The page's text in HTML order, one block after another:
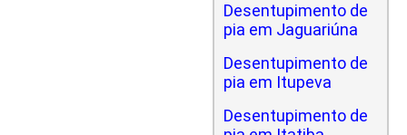
Desentupimento de
pia em Jaguariúna
Desentupimento de
pia em Itupeva
Desentupimento de